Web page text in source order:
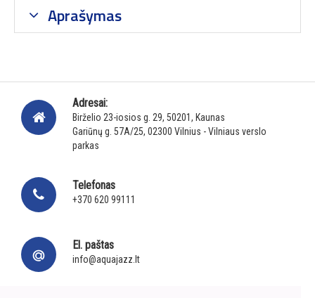
Aprašymas
Adresai:
Birželio 23-iosios g. 29, 50201, Kaunas
Gariūnų g. 57A/25, 02300 Vilnius - Vilniaus verslo
parkas
Telefonas
+370 620 99111
El. paštas
info@aquajazz.lt